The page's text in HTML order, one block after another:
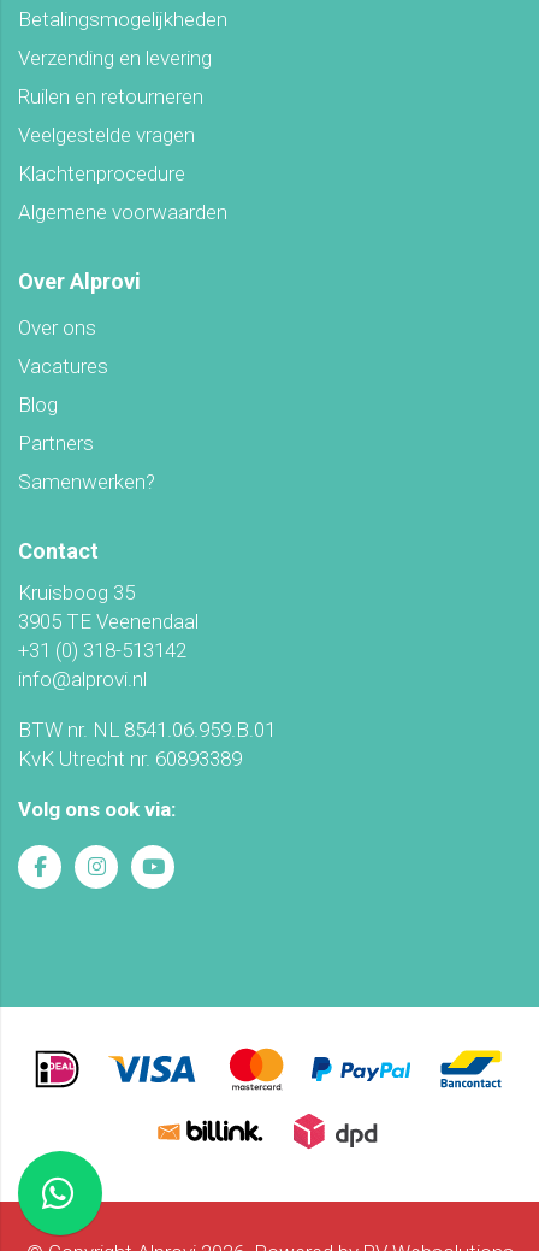
Betalingsmogelijkheden
Verzending en levering
Ruilen en retourneren
Veelgestelde vragen
Klachtenprocedure
Algemene voorwaarden
Over Alprovi
Over ons
Vacatures
Blog
Partners
Samenwerken?
Contact
Kruisboog 35
3905 TE Veenendaal
+31 (0) 318-513142
info@alprovi.nl
BTW nr. NL 8541.06.959.B.01
KvK Utrecht nr. 60893389
Volg ons ook via: